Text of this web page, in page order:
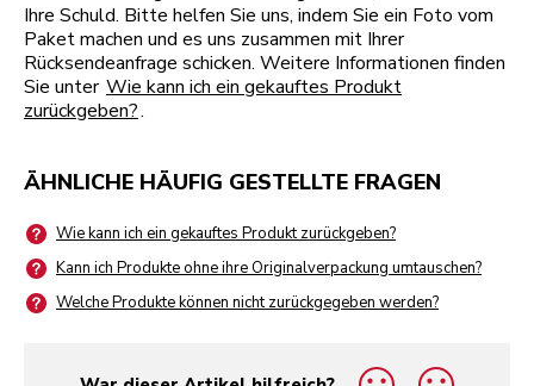
Ihre Schuld. Bitte helfen Sie uns, indem Sie ein Foto vom
Paket machen und es uns zusammen mit Ihrer
Rücksendeanfrage schicken. Weitere Informationen finden
Sie unter Wie kann ich ein gekauftes Produkt
zurückgeben?.
ÄHNLICHE HÄUFIG GESTELLTE FRAGEN
Wie kann ich ein gekauftes Produkt zurückgeben?
Kann ich Produkte ohne ihre Originalverpackung umtauschen?
Welche Produkte können nicht zurückgegeben werden?